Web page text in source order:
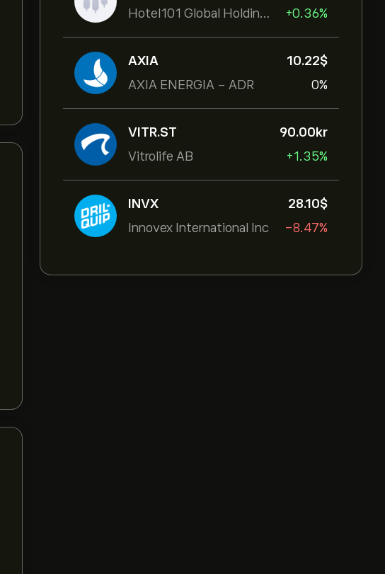
Hotel101 Global Holdings Corp
+0.36%
AXIA
AXIA ENERGIA - ADR
10.22‎$‎
0%
VITR.ST
Vitrolife AB
90.00‎kr‎
+1.35%
INVX
Innovex International Inc
28.10‎$‎
-8.47%